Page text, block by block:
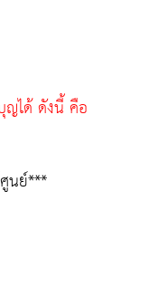
ญได้ ดังนี้ คือ
นย์***